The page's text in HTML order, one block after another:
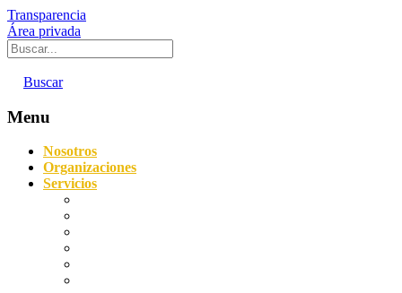
Transparencia
Área privada
Buscar
Menu
Nosotros
Organizaciones
Servicios